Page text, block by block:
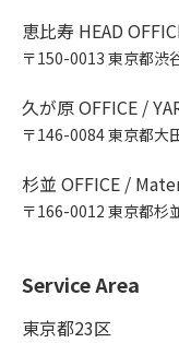
恵比寿 HEAD
〒150-0013 東京都渋
久が原 OFFICE /
〒146-0084 東京都大
杉並 OFFICE /
〒166-0012 東京都杉
Service Area
東京都23区